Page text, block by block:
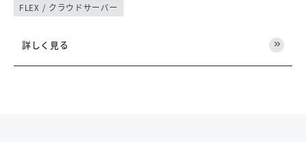
FLEX / クラウドサーバー
詳しく見る